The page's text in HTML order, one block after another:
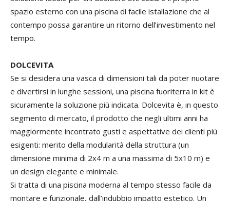
spazio esterno con una piscina di facile istallazione che al
contempo possa garantire un ritorno dell’investimento nel
tempo.
DOLCEVITA
Se si desidera una vasca di dimensioni tali da poter nuotare
e divertirsi in lunghe sessioni, una piscina fuoriterra in kit è
sicuramente la soluzione più indicata. Dolcevita è, in questo
segmento di mercato, il prodotto che negli ultimi anni ha
maggiormente incontrato gusti e aspettative dei clienti più
esigenti: merito della modularità della struttura (un
dimensione minima di 2x4 m a una massima di 5x10 m) e
un design elegante e minimale.
Si tratta di una piscina moderna al tempo stesso facile da
montare e funzionale, dall’indubbio impatto estetico. Un